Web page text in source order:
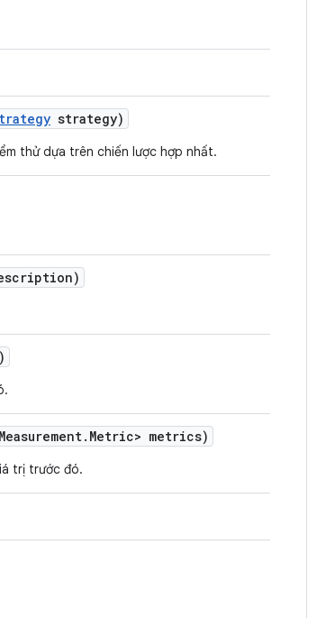
strategy)
thử dựa trên chiến lược hợp nhất.
Measurement. Metric> metrics)
trị trước đó.